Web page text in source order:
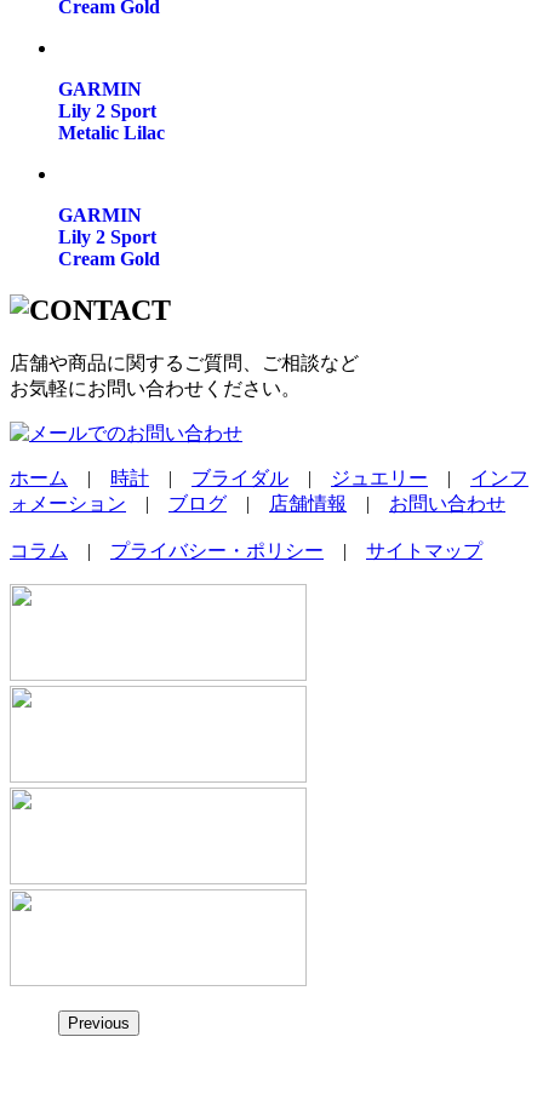
Cream Gold
GARMIN
Lily 2 Sport
Metalic Lilac
GARMIN
Lily 2 Sport
Cream Gold
店舗や商品に関するご質問、ご相談など
お気軽にお問い合わせください。
ホーム | 時計 | ブライダル | ジュエリー | インフ
ォメーション | ブログ | 店舗情報 | お問い合わせ
コラム | プライバシー・ポリシー | サイトマップ
Previous